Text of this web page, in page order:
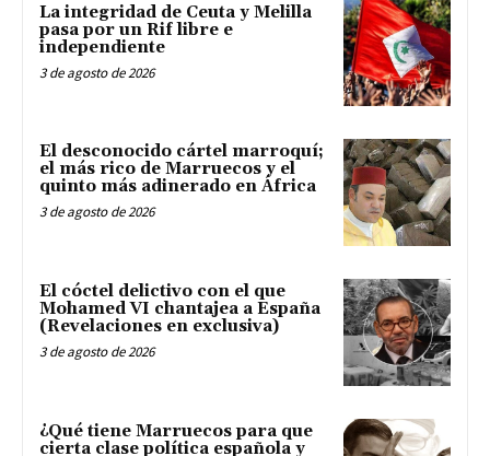
La integridad de Ceuta y Melilla
pasa por un Rif libre e
independiente
3 de agosto de 2026
El desconocido cártel marroquí;
el más rico de Marruecos y el
quinto más adinerado en África
3 de agosto de 2026
El cóctel delictivo con el que
Mohamed VI chantajea a España
(Revelaciones en exclusiva)
3 de agosto de 2026
¿Qué tiene Marruecos para que
cierta clase política española y